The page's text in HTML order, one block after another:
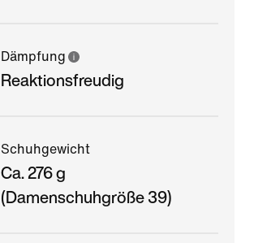
Dämpfung
Reaktionsfreudig
Schuhgewicht
Ca. 276 g
(Damenschuhgröße 39)